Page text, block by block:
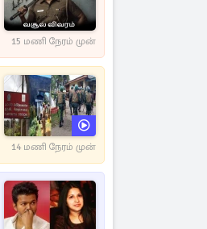
15 மணி நேரம் முன்
14 மணி நேரம் முன்